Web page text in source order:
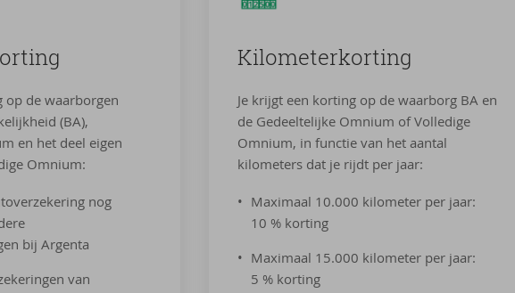
op de waarborgen
(BA),
en het deel eigen
Omnium:
nog
bij Argenta
van
Ki­lo­me­ter­kor­ting
Je krijgt een korting op de waarborg BA en
de Gedeeltelijke Omnium of Volledige
Omnium, in functie van het aantal
kilometers dat je rijdt per jaar:
Maximaal 10.000 kilometer per jaar:
10 % korting
Maximaal 15.000 kilometer per jaar:
5 % korting